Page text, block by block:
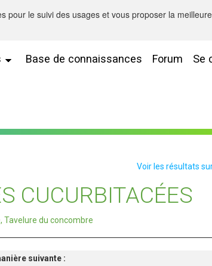
Base de connaissances Forum Se
Voir les résultats
CUCURBITACÉES
Tavelure du concombre
suivante :
pour le suivi des usages et vous proposer la